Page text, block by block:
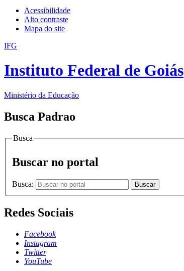
Acessibilidade
Alto contraste
Mapa do site
IFG
Instituto Federal de Goiás
Ministério da Educação
Busca Padrao
Busca
Buscar no portal
Busca: Buscar
Redes Sociais
Facebook
Instagram
Twitter
YouTube